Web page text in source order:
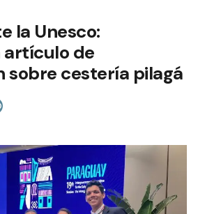
la Unesco:
artículo de
sobre cestería pilagá